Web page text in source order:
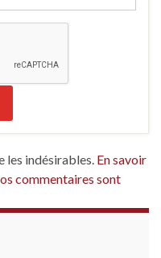
les indésirables. En savoir
commentaires sont